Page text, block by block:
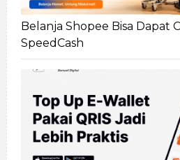
Belanja Shopee Bisa Dapat
SpeedCash